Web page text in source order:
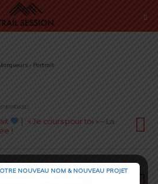
› Portrait
RÉMOND
] : « Je cours pour toi » – La
!
NOUVEAU NOM & NOUVEAU PROJET